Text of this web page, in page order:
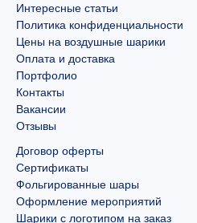
Интересные статьи
Политика конфиденциальности
Цены на воздушные шарики
Оплата и доставка
Портфолио
Контакты
Вакансии
Отзывы
Договор оферты
Сертификаты
Фольгированные шары
Оформление мероприятий
Шарики с логотипом на заказ